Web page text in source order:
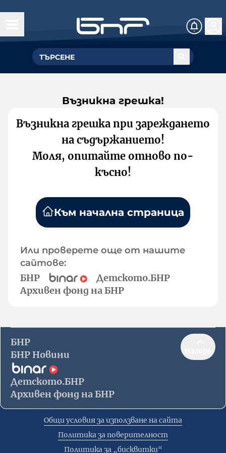
Възникна грешка!
Възникна грешка при зареждането
на съдържанието!
Моля, опитайте отново по-
късно!
Към начална страница
Или проверете още от нашите
сайтове:
БНР
Детското.БНР
Архивен фонд на БНР
БНР
БНР Новини
Детското.БНР
Архивен фонд на БНР
Общи условия за използване на сайта
Политика за поверителност
Политика за „бисквитки“